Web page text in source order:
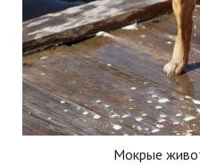
Мокрые